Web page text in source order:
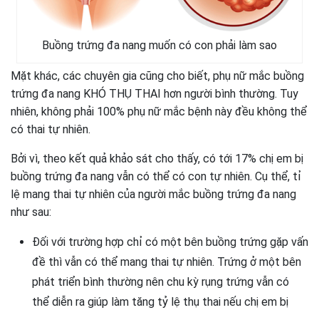
Buồng trứng đa nang muốn có con phải làm sao
Mặt khác, các chuyên gia cũng cho biết, phụ nữ mắc buồng
trứng đa nang KHÓ THỤ THAI hơn người bình thường. Tuy
nhiên, không phải 100% phụ nữ mắc bệnh này đều không thể
có thai tự nhiên.
Bởi vì, theo kết quả khảo sát cho thấy, có tới 17% chị em bị
buồng trứng đa nang vẫn có thể có con tự nhiên. Cụ thể, tỉ
lệ mang thai tự nhiên của người mắc buồng trứng đa nang
như sau:
Đối với trường hợp chỉ có một bên buồng trứng gặp vấn
đề thì vẫn có thể mang thai tự nhiên. Trứng ở một bên
phát triển bình thường nên chu kỳ rụng trứng vẫn có
thể diễn ra giúp làm tăng tỷ lệ thụ thai nếu chị em bị